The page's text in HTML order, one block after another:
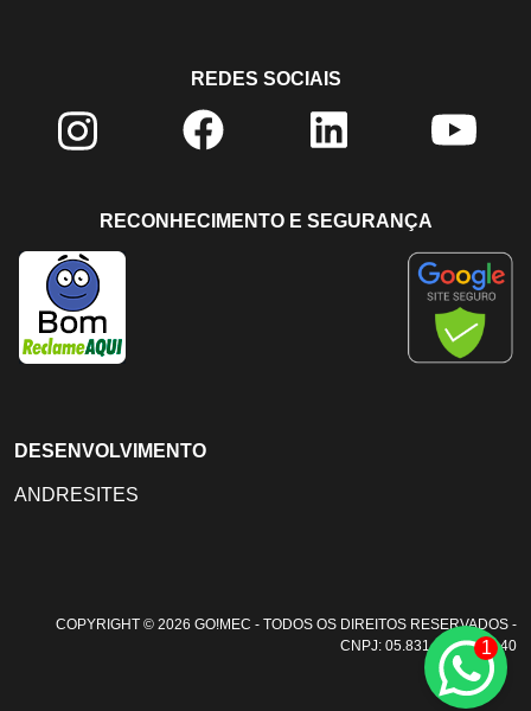
REDES SOCIAIS
RECONHECIMENTO E SEGURANÇA
DESENVOLVIMENTO
ANDRESITES
COPYRIGHT © 2026 GO!MEC - TODOS OS DIREITOS RESERVADOS -
CNPJ: 05.831.108/0001-40
1